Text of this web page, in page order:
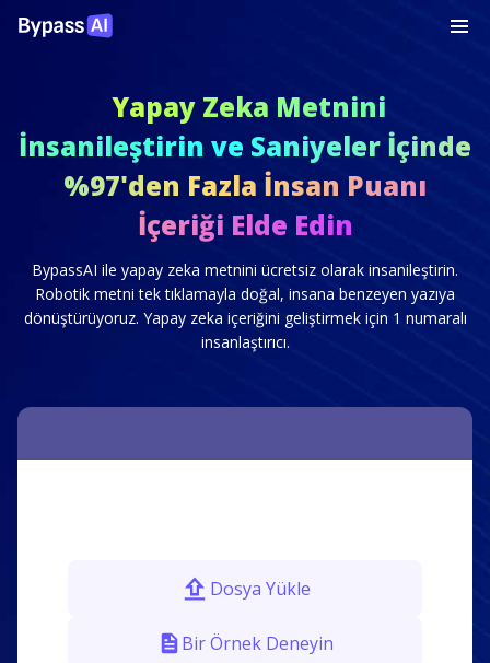
Yapay Zeka Metnini
İnsanileştirin ve Saniyeler İçinde
%97'den Fazla İnsan Puanı
İçeriği Elde Edin
BypassAI ile yapay zeka metnini ücretsiz olarak insanileştirin.
Robotik metni tek tıklamayla doğal, insana benzeyen yazıya
dönüştürüyoruz. Yapay zeka içeriğini geliştirmek için 1 numaralı
insanlaştırıcı.
Dosya Yükle
Bir Örnek Deneyin